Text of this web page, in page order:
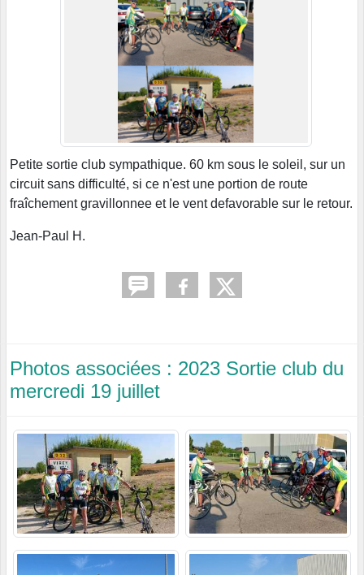
Petite sortie club sympathique. 60 km sous le soleil, sur un
circuit sans difficulté, si ce n'est une portion de route
fraîchement gravillonnee et le vent defavorable sur le retour.
Jean-Paul H.
Photos associées : 2023 Sortie club du
mercredi 19 juillet